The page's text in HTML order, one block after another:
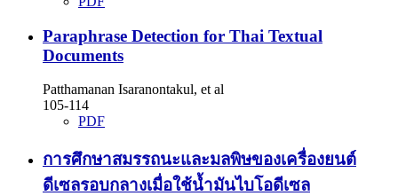
Paraphrase Detection for Thai Textual
Documents
Patthamanan Isaranontakul, et al
105-114
PDF
การศึกษาสมรรถนะและมลพิษของเครื่องยนต์
ดีเซลรอบกลางเมื่อใช้น้ำมันไบโอดีเซล